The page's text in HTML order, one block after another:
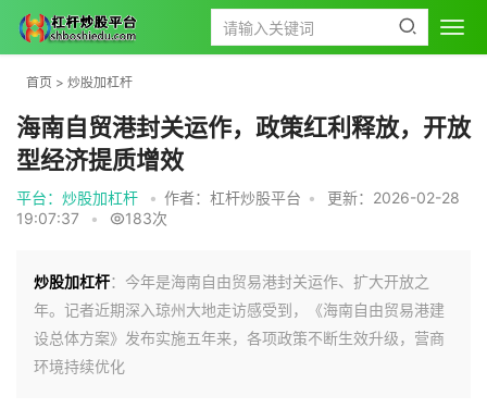
首页 > 炒股加杠杆
海南自贸港封关运作，政策红利释放，开放
型经济提质增效
平台：炒股加杠杆 • 作者：杠杆炒股平台 •
更新：2026-02-28
19:07:37
• 183次
炒股加杠杆：今年是海南自由贸易港封关运作、扩大开放之
年。记者近期深入琼州大地走访感受到，《海南自由贸易港建
设总体方案》发布实施五年来，各项政策不断生效升级，营商
环境持续优化